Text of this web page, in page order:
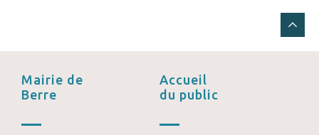
Mairie de
Berre
Accueil
du public